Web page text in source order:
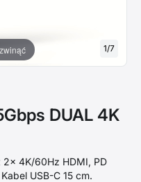
1/7
DUAL 4K
2x 4K/60Hz HDMI, PD
USB-C 15 cm.